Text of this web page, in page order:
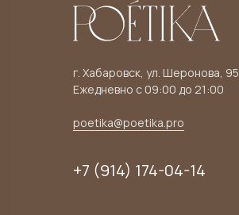
+7 (914) 174-04-14
г. Хабаровск, ул. Шеронова, 95
Ежедневно с 09:00 до 21:00
poetika@poetika.pro